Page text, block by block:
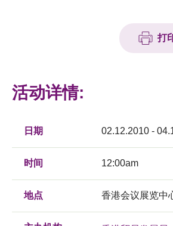
科技分享
打
活动详情:
日期 02.12.2010 -
时间 12:00am
地点 香港会议展览中